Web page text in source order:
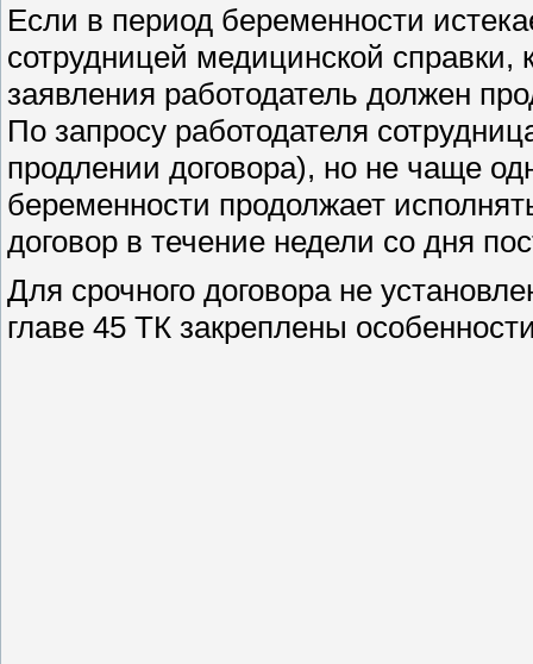
Если в период беременности
сотрудницей медицинской справки,
заявления работодатель должен
По запросу работодателя
продлении договора), но не чаще
беременности продолжает
договор в течение недели со дня
Для срочного договора не
главе 45 ТК закреплены